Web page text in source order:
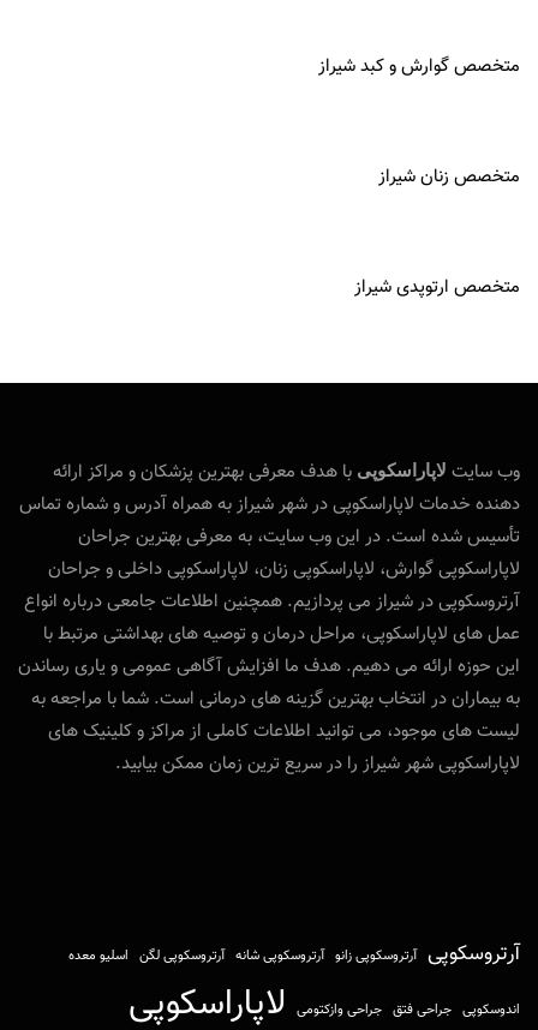
متخصص گوارش و کبد شیراز
متخصص زنان شیراز
متخصص ارتوپدی شیراز
وب‌ سایت لاپاراسکوپی با هدف معرفی بهترین پزشکان و مراکز ارائه‌
دهنده خدمات لاپاراسکوپی در شهر شیراز به همراه آدرس و شماره تماس
تأسیس شده است. در این وب‌ سایت، به معرفی بهترین جراحان
لاپاراسکوپی گوارش، لاپاراسکوپی زنان، لاپاراسکوپی داخلی و جراحان
آرتروسکوپی در شیراز می‌ پردازیم. همچنین اطلاعات جامعی درباره انواع
عمل‌ های لاپاراسکوپی، مراحل درمان و توصیه‌ های بهداشتی مرتبط با
این حوزه ارائه می‌ دهیم. هدف ما افزایش آگاهی عمومی و یاری رساندن
به بیماران در انتخاب بهترین گزینه‌ های درمانی است. شما با مراجعه به
لیست‌ های موجود، می‌ توانید اطلاعات کاملی از مراکز و کلینیک‌ های
لاپاراسکوپی شهر شیراز را در سریع‌ ترین زمان ممکن بیابید.
آرتروسکوپی آرتروسکوپی زانو آرتروسکوپی شانه آرتروسکوپی لگن اسلیو معده
اندوسکوپی جراحی فتق جراحی وازکتومی لاپاراسکوپی